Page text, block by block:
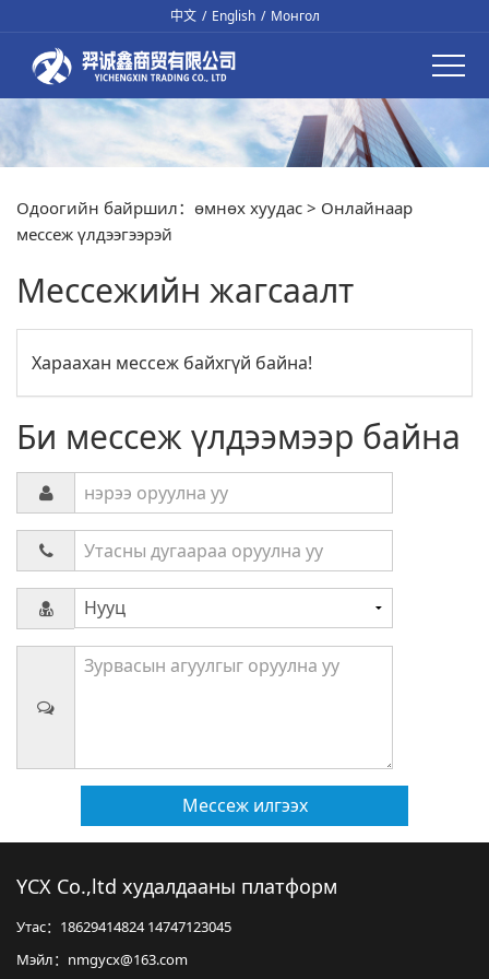
中文 / English / Монгол
Одоогийн байршил： өмнөх хуудас > Онлайнаар
мессеж үлдээгээрэй
Мессежийн жагсаалт
Хараахан мессеж байхгүй байна!
Би мессеж үлдээмээр байна
Мессеж илгээх
YCX Co.,ltd худалдааны платформ
Утас：18629414824 14747123045
Мэйл：nmgycx@163.com